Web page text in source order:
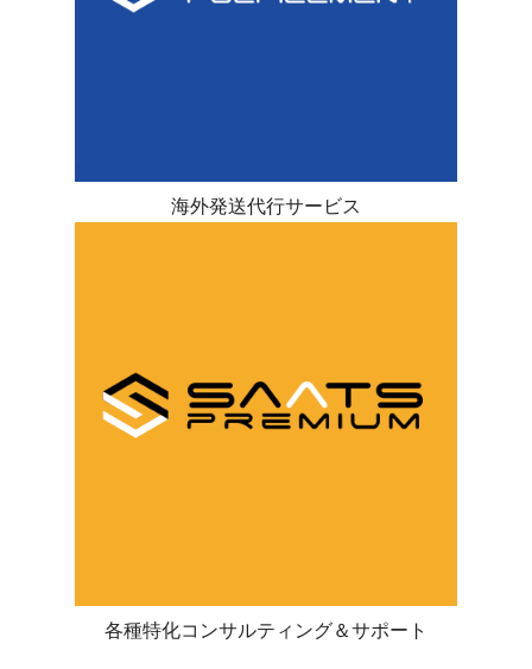
海外発送代行サービス
各種特化コンサルティング＆サポート